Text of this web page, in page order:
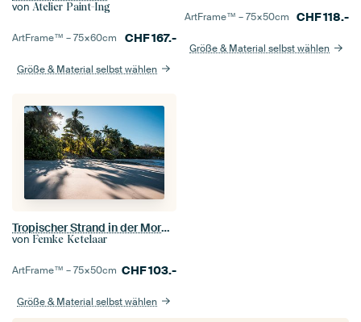
von Atelier Paint-Ing
ArtFrame™ –75×60cm CHF167.-
Größe & Material selbst wählen
ArtFrame™ –75×50cm CHF118.-
Größe & Material selbst wählen
Tropischer Strand in der Morgensonne
von Femke Ketelaar
ArtFrame™ –75×50cm CHF103.-
Größe & Material selbst wählen